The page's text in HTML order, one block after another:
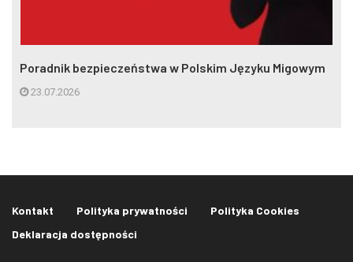
Poradnik bezpieczeństwa w Polskim Języku Migowym
23.07.2026
Kontakt Polityka prywatności
Polityka Cookies
Deklaracja dostępności